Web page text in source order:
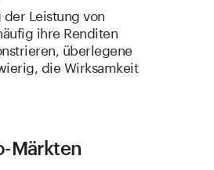
Leistung von
ihre Renditen
überlegene
die Wirksamkeit
Märkten